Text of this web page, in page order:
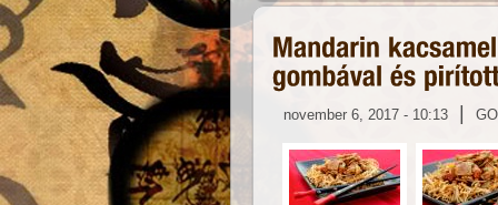
november 6, 2017 - 10:13 |